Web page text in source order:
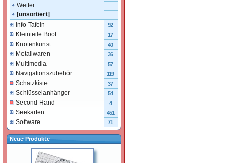
Wetter --
[unsortiert] --
Info-Tafeln 92
Kleinteile Boot 17
Knotenkunst 40
Metallwaren 36
Multimedia 57
Navigationszubehör 119
Schatzkiste 37
Schlüsselanhänger 54
Second-Hand 4
Seekarten 451
Software 71
Neue Produkte